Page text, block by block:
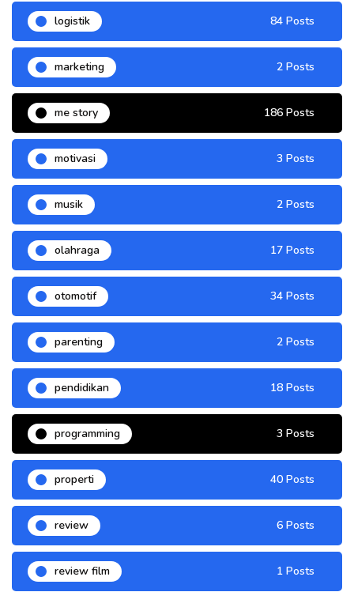
logistik 84 Posts
marketing 2 Posts
me story 186 Posts
motivasi 3 Posts
musik 2 Posts
olahraga 17 Posts
otomotif 34 Posts
parenting 2 Posts
pendidikan 18 Posts
programming 3 Posts
properti 40 Posts
review 6 Posts
review film 1 Posts